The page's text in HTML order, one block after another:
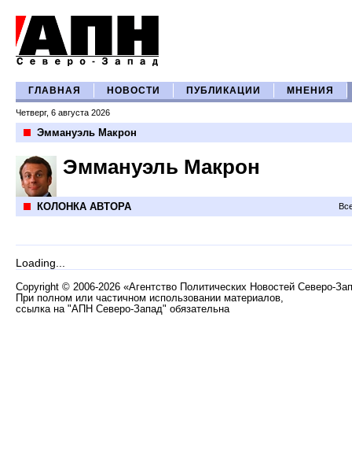
ГЛАВНАЯ НОВОСТИ ПУБЛИКАЦИИ МНЕНИЯ
Четверг, 6 августа 2026
Эммануэль Макрон
Эммануэль Макрон
КОЛОНКА АВТОРА
Loading...
Copyright © 2006-2026 «Агентство Политических Новостей Северо-
При полном или частичном использовании материалов,
ссылка на "АПН Северо-Запад" обязательна